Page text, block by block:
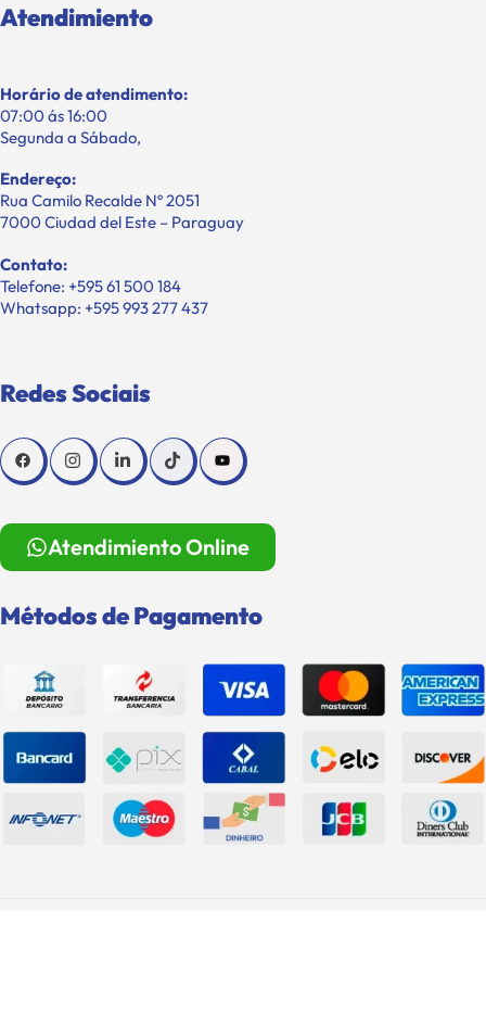
Atendimiento
Horário de atendimento:
07:00 ás 16:00
Segunda a Sábado,
Endereço:
Rua Camilo Recalde Nº 2051
7000 Ciudad del Este – Paraguay
Contato:
Telefone: +595 61 500 184
Whatsapp: +595 993 277 437
Redes Sociais
Atendimiento Online
Métodos de Pagamento